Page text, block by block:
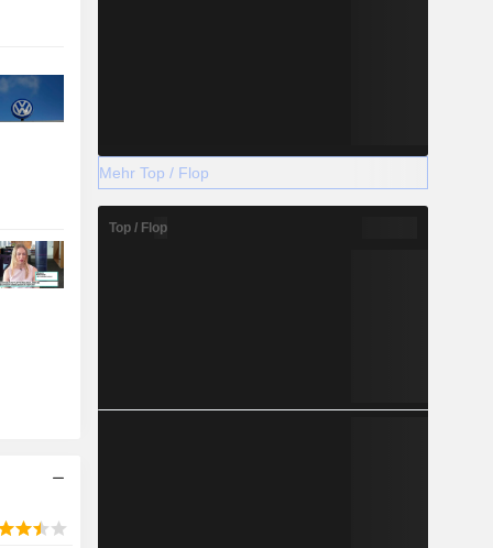
Mehr Top / Flop
Top / Flop